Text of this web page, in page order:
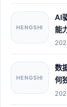
HENGSHI
AI
能
HENGSHI
数
何